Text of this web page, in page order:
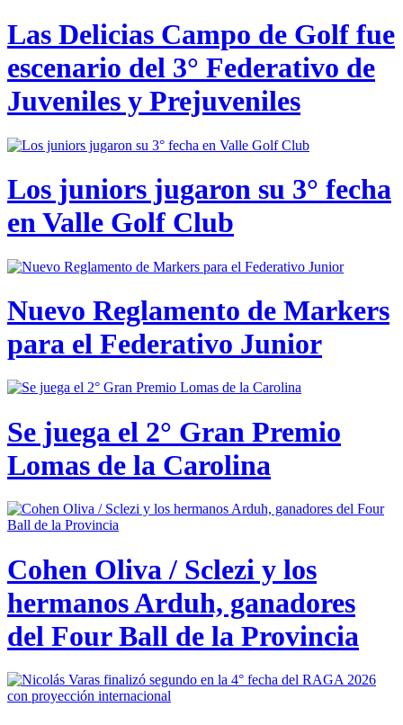
Las Delicias Campo de Golf fue
escenario del 3° Federativo de
Juveniles y Prejuveniles
Los juniors jugaron su 3° fecha
en Valle Golf Club
Nuevo Reglamento de Markers
para el Federativo Junior
Se juega el 2° Gran Premio
Lomas de la Carolina
Cohen Oliva / Sclezi y los
hermanos Arduh, ganadores
del Four Ball de la Provincia